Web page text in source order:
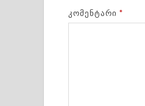
ᲙᲝᲛᲔᲜᲢᲐᲠᲘ*